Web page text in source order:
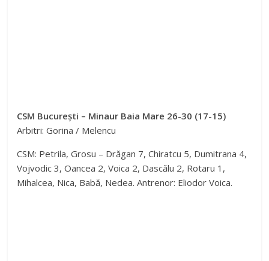
CSM București – Minaur Baia Mare 26-30 (17-15)
Arbitri: Gorina / Melencu
CSM: Petrila, Grosu – Drăgan 7, Chiratcu 5, Dumitrana 4,
Vojvodic 3, Oancea 2, Voica 2, Dascălu 2, Rotaru 1,
Mihalcea, Nica, Babă, Nedea. Antrenor: Eliodor Voica.